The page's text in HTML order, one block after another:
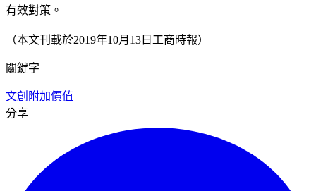
有效對策。
（本文刊載於2019年10月13日工商時報）
關鍵字
文創 附加價值
分享